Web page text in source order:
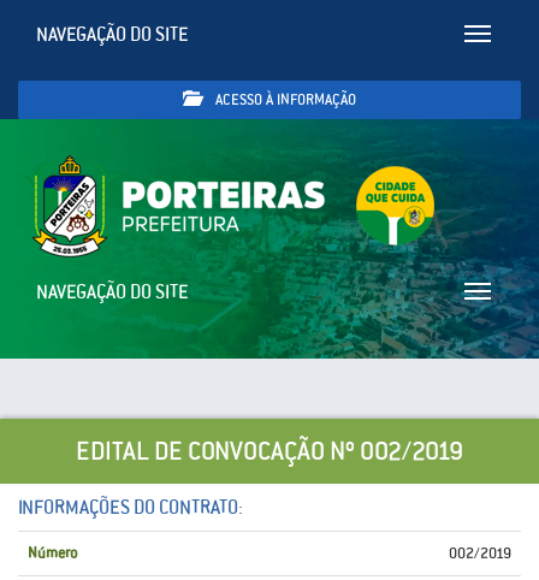
Toggle
NAVEGAÇÃO DO SITE
ACESSO À INFORMAÇÃO
Toggle
NAVEGAÇÃO DO SITE
EDITAL DE CONVOCAÇÃO Nº 002/2019
INFORMAÇÕES DO CONTRATO:
Número 002/2019